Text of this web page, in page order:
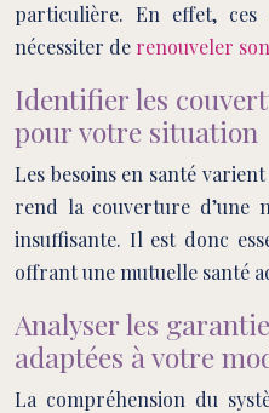
particulière. En effet, ces
nécessiter de renouveler
Identifier les
pour votre situation
Les besoins en santé
rend la couverture d’une
insuffisante. Il est donc
offrant une mutuelle santé
Analyser les
adaptées à votre
La compréhension du